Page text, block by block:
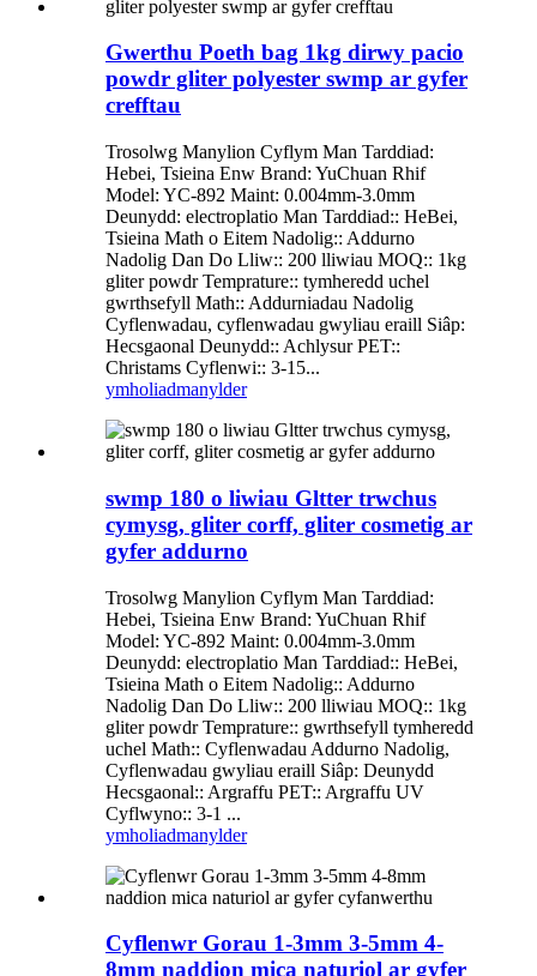
Gwerthu Poeth bag 1kg dirwy pacio
powdr gliter polyester swmp ar gyfer
crefftau
Trosolwg Manylion Cyflym Man Tarddiad:
Hebei, Tsieina Enw Brand: YuChuan Rhif
Model: YC-892 Maint: 0.004mm-3.0mm
Deunydd: electroplatio Man Tarddiad:: HeBei,
Tsieina Math o Eitem Nadolig:: Addurno
Nadolig Dan Do Lliw:: 200 lliwiau MOQ:: 1kg
gliter powdr Temprature:: tymheredd uchel
gwrthsefyll Math:: Addurniadau Nadolig
Cyflenwadau, cyflenwadau gwyliau eraill Siâp:
Hecsgaonal Deunydd:: Achlysur PET::
Christams Cyflenwi:: 3-15...
ymholiadmanylder
swmp 180 o liwiau Gltter trwchus
cymysg, gliter corff, gliter cosmetig ar
gyfer addurno
Trosolwg Manylion Cyflym Man Tarddiad:
Hebei, Tsieina Enw Brand: YuChuan Rhif
Model: YC-892 Maint: 0.004mm-3.0mm
Deunydd: electroplatio Man Tarddiad:: HeBei,
Tsieina Math o Eitem Nadolig:: Addurno
Nadolig Dan Do Lliw:: 200 lliwiau MOQ:: 1kg
gliter powdr Temprature:: gwrthsefyll tymheredd
uchel Math:: Cyflenwadau Addurno Nadolig,
Cyflenwadau gwyliau eraill Siâp: Deunydd
Hecsgaonal:: Argraffu PET:: Argraffu UV
Cyflwyno:: 3-1 ...
ymholiadmanylder
Cyflenwr Gorau 1-3mm 3-5mm 4-
8mm naddion mica naturiol ar gyfer